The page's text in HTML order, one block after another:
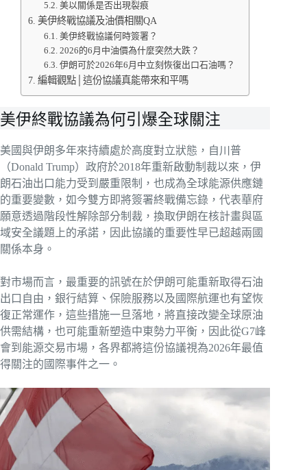
美以關係是否出現裂痕
美伊終戰協議及油價相關QA
美伊終戰協議何時簽署？
2026的6月中油價為什麼突然大跌？
伊朗可於2026年6月中立刻恢復出口石油嗎？
編輯觀點│這份協議真能帶來和平嗎
美伊終戰協議為何引爆全球關注
美國與伊朗多年來持續處於高度對立狀態，自川普
（Donald Trump）政府於2018年重新啟動制裁以來，伊
朗石油出口能力受到嚴重限制，也成為全球能源供應鏈
的重要變數，如今雙方即將簽署終戰備忘錄，代表華府
願意透過階段性解除部分制裁，換取伊朗在核計畫與區
域安全議題上的承諾，因此協議的重要性早已超越兩國
關係本身。
對市場而言，最重要的訊號在於伊朗可能重新取得石油
出口自由，銀行結算、保險服務以及國際航運也有望恢
復正常運作，這些措施一旦落地，將直接改變全球原油
供需結構，也可能重新塑造中東勢力平衡，因此從G7峰
會到能源交易市場，各界都將這份協議視為2026年最值
得關注的國際事件之一。